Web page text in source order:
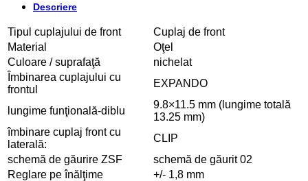
Descriere
Tipul cuplajului de front
Cuplaj de front
Material
Oţel
Culoare / suprafaţă
nichelat
Îmbinarea cuplajului cu
frontul
EXPANDO
lungime funţională-diblu
9.8×11.5 mm (lungime totală
13.25 mm)
îmbinare cuplaj front cu
laterală:
CLIP
schemă de găurire ZSF
schemă de găurit 02
Reglare pe înălţime
+/- 1,8 mm